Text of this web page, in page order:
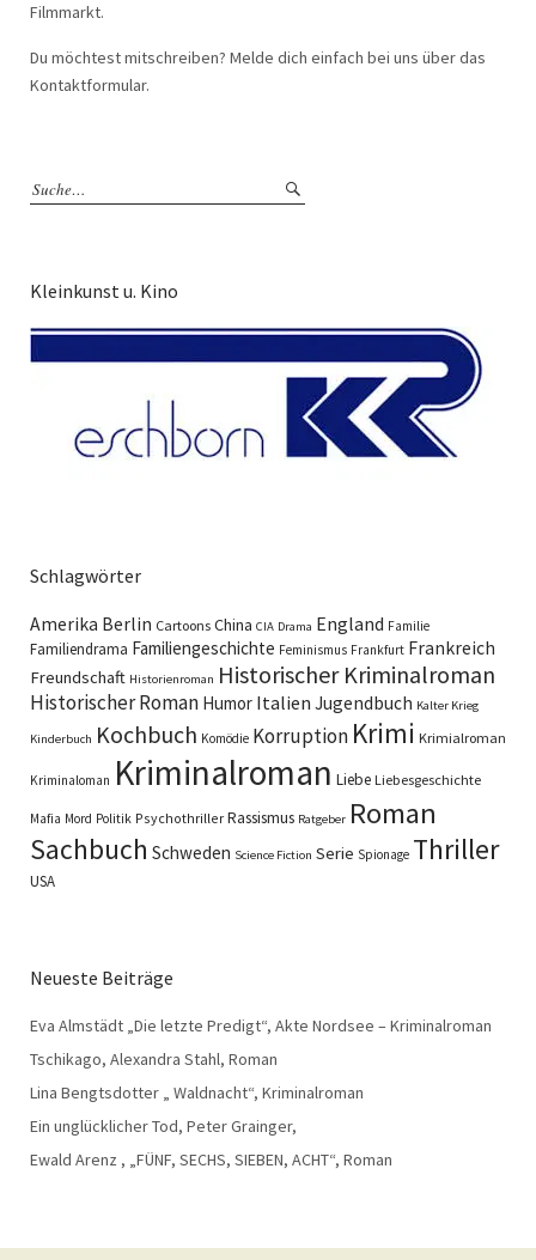
Filmmarkt.
Du möchtest mitschreiben? Melde dich einfach bei uns über das
Kontaktformular.
Kleinkunst u. Kino
Schlagwörter
Amerika Berlin Cartoons China CIA Drama England Familie
Familiendrama Familiengeschichte Feminismus Frankfurt Frankreich
Freundschaft Historienroman Historischer Kriminalroman
Historischer Roman Humor Italien Jugendbuch Kalter Krieg
Kinderbuch Kochbuch Komödie Korruption Krimi Krimialroman
Kriminaloman Kriminalroman Liebe Liebesgeschichte
Mafia Mord Politik Psychothriller Rassismus Ratgeber Roman
Sachbuch Schweden Science Fiction Serie Spionage Thriller
USA
Neueste Beiträge
Eva Almstädt „Die letzte Predigt“, Akte Nordsee – Kriminalroman
Tschikago, Alexandra Stahl, Roman
Lina Bengtsdotter „ Waldnacht“, Kriminalroman
Ein unglücklicher Tod, Peter Grainger,
Ewald Arenz , „FÜNF, SECHS, SIEBEN, ACHT“, Roman